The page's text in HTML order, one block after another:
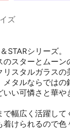
ズ
STARシリーズ。
スターとムーン
スタルガラスの
タルならではの
い可憐さと華や
幅広く活躍して
けられるので色